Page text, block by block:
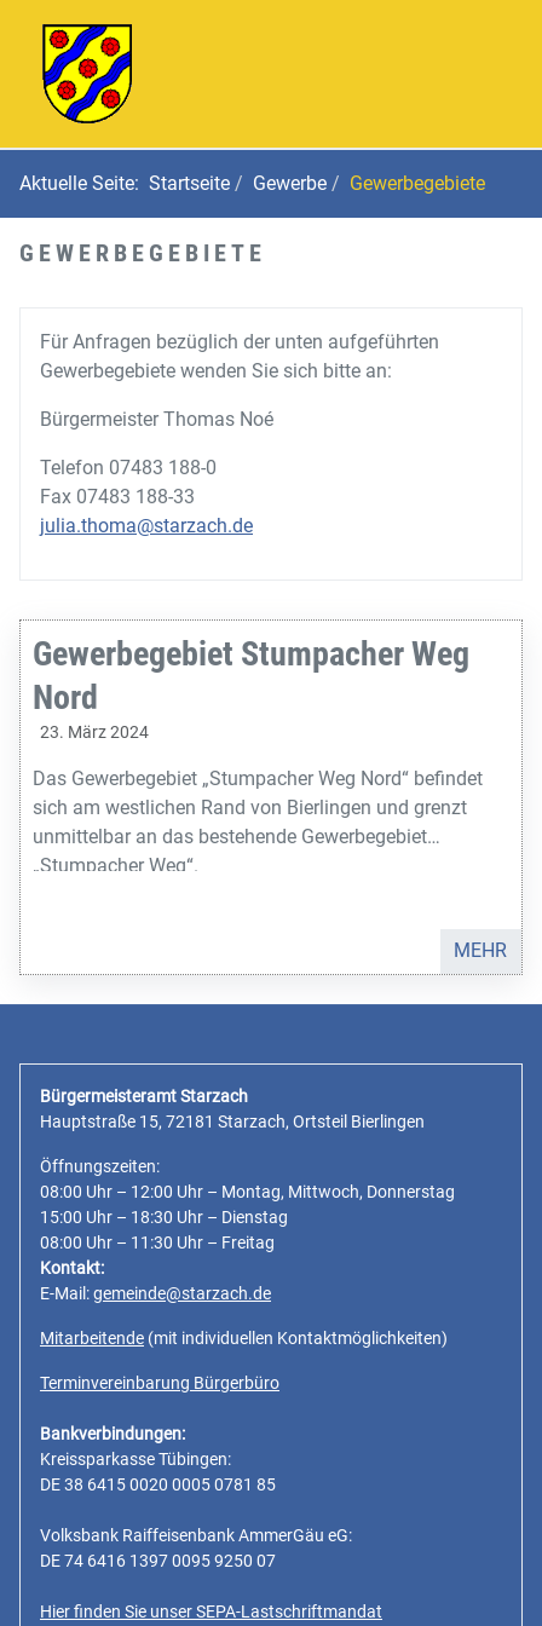
Aktuelle Seite: Startseite Gewerbe Gewerbegebiete
GEWERBEGEBIETE
Für Anfragen bezüglich der unten aufgeführten
Gewerbegebiete wenden Sie sich bitte an:
Bürgermeister Thomas Noé
Telefon 07483 188-0
Fax 07483 188-33
julia.thoma@starzach.de
Gewerbegebiet Stumpacher Weg
Nord
23. März 2024
Das Gewerbegebiet „Stumpacher Weg Nord“ befindet
sich am westlichen Rand von Bierlingen und grenzt
unmittelbar an das bestehende Gewerbegebiet
„Stumpacher Weg“.
MEHR
Bürgermeisteramt Starzach
Hauptstraße 15, 72181 Starzach, Ortsteil Bierlingen
Öffnungszeiten:
08:00 Uhr – 12:00 Uhr – Montag, Mittwoch, Donnerstag
15:00 Uhr – 18:30 Uhr – Dienstag
08:00 Uhr – 11:30 Uhr – Freitag
Kontakt:
E-Mail:gemeinde@starzach.de
Mitarbeitende (mit individuellen Kontaktmöglichkeiten)
Terminvereinbarung Bürgerbüro
Bankverbindungen:
Kreissparkasse Tübingen:
DE 38 6415 0020 0005 0781 85
Volksbank Raiffeisenbank AmmerGäu eG:
DE 74 6416 1397 0095 9250 07
Hier finden Sie unser SEPA-Lastschriftmandat